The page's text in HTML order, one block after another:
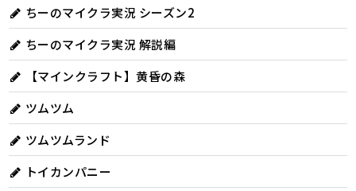
ちーのマイクラ実況 シーズン2
ちーのマイクラ実況 解説編
【マインクラフト】黄昏の森
ツムツム
ツムツムランド
トイカンパニー